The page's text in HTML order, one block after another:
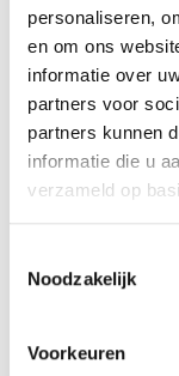
personaliseren,
en om ons
informatie over
partners voor
partners kunnen
informatie die u
verzameld op
Noodzakelijk
Voorkeuren
Op voorraad: .
Bekijk de reviews
Officieel ECB-S
kluis in de klasse
en klasse 60
brandwering voor
Betrouwbaar &